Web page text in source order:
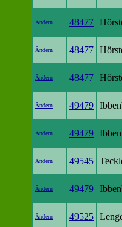
Ändern 48477
Ändern 48477
Ändern 48477
Ändern 49479
Ändern 49479
Ändern 49545
Ändern 49479
Ändern 49525